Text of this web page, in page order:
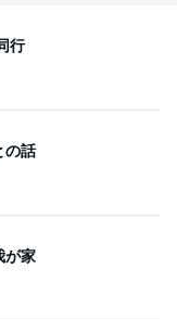
行
の話
が家